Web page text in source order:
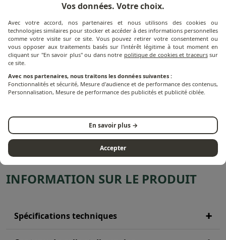
Détail du produit
La housse H 680 est la housse spécialement conçue
pour protéger votre plancha des intempéries et des
saletés. Imperméable et résistante aux UV, cette
housse est équipée d'un cordon de serrage sur le bas
pour une meilleure protection et résistance.
Les dimensions de la housse H 680 sont adaptées aux
planchas BASE 60, ORIGIN 60, MODERN 60.
INFORMATION SUR LE PRODUIT
Spécifications techniques
Vos données. Votre choix.
Avec votre accord, nos partenaires et nous utilisons des cookies ou
technologies similaires pour stocker et accéder à des informations personnelles
comme votre visite sur ce site. Vous pouvez retirer votre consentement ou
vous opposer aux traitements basés sur l'intérêt légitime à tout moment en
cliquant sur "En savoir plus" ou dans notre politique de cookies et traceurssur
ce site.
Avec nos partenaires, nous traitons les données suivantes :
Fonctionnalités et sécurité, Mesure d'audience et de performance des contenus,
Personnalisation, Mesure de performance des publicités et publicité ciblée.
En savoir plus →
Accepter